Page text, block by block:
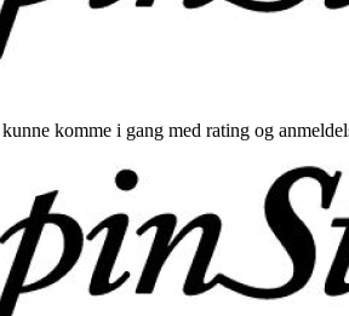
komme i gang med rating og